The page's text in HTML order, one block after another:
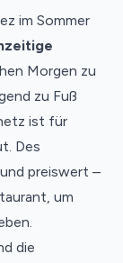
im Sommer
Morgen zu
zu Fuß
ist für
Des
preiswert –
um
die